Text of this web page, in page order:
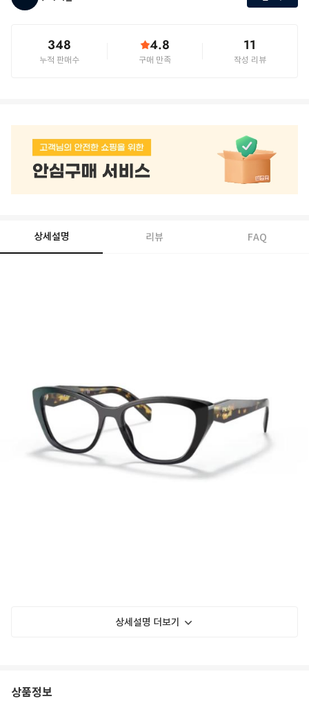
348
누적 판매수
4.8
구매 만족
11
작성 리뷰
상세설명 리뷰 FAQ
상세설명 더보기
상품정보